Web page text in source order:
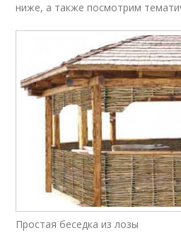
ниже, а также посмотрим
Простая беседка из лозы